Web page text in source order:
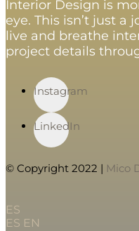
Interior Design is
eye. This isn’t just a
live and breathe
project details
Instagram
LinkedIn
© Copyright 2022 | Mico
ES
ES EN